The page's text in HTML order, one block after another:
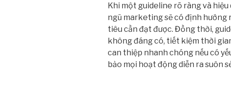
Khi một guideline rõ ràng và hiệu
ngũ marketing sẽ có định hướng
tiêu cần đạt được. Đồng thời,
không đáng có, tiết kiệm thời
can thiệp nhanh chóng nếu có
bảo mọi hoạt động diễn ra suôn